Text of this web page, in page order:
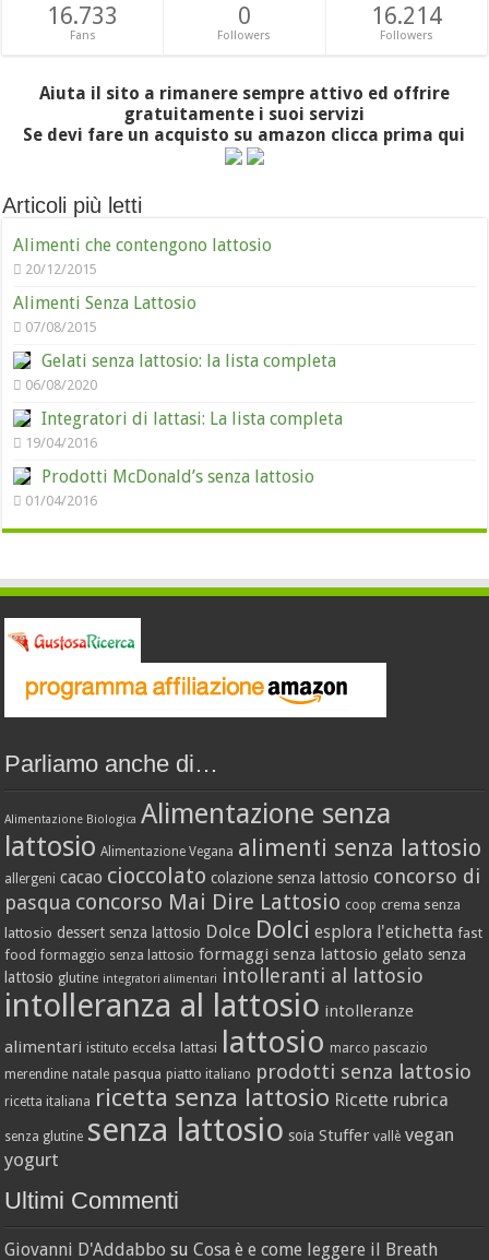
16.733
Fans
0
Followers
16.214
Followers
Aiuta il sito a rimanere sempre attivo ed offrire
gratuitamente i suoi servizi
Se devi fare un acquisto su amazon clicca prima qui
Articoli più letti
Alimenti che contengono lattosio
20/12/2015
Alimenti Senza Lattosio
07/08/2015
Gelati senza lattosio: la lista completa
06/08/2020
Integratori di lattasi: La lista completa
19/04/2016
Prodotti McDonald’s senza lattosio
01/04/2016
Parliamo anche di…
Alimentazione Biologica Alimentazione senza
lattosio Alimentazione Vegana alimenti senza lattosio
allergeni cacao cioccolato colazione senza lattosio concorso di
pasqua concorso Mai Dire Lattosio coop crema senza
lattosio dessert senza lattosio Dolce Dolci esplora l'etichetta fast
food formaggio senza lattosio formaggi senza lattosio gelato senza
lattosio glutine integratori alimentari intolleranti al lattosio
intolleranza al lattosio intolleranze
alimentari istituto eccelsa lattasi lattosio marco pascazio
merendine natale pasqua piatto italiano prodotti senza lattosio
ricetta italiana ricetta senza lattosio Ricette rubrica
senza glutine senza lattosio soia Stuffer vallè vegan
yogurt
Ultimi Commenti
Giovanni D'Addabbo suCosa è e come leggere il Breath